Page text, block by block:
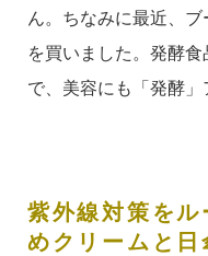
ん。 ちなみに最近、
を買いました。発酵
で、美容にも「発酵」
紫外線対策を
めクリームと日